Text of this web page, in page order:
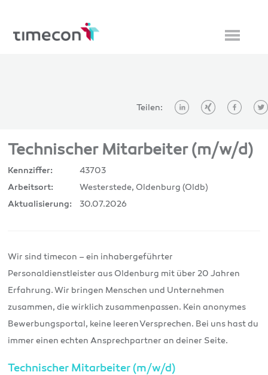
Teilen:
Technischer Mitarbeiter (m/w/d)
Kennziffer: 43703
Arbeitsort: Westerstede, Oldenburg (Oldb)
Aktualisierung: 30.07.2026
Wir sind timecon – ein inhabergeführter
Personaldienstleister aus Oldenburg mit über 20 Jahren
Erfahrung. Wir bringen Menschen und Unternehmen
zusammen, die wirklich zusammenpassen. Kein anonymes
Bewerbungsportal, keine leeren Versprechen. Bei uns hast du
immer einen echten Ansprechpartner an deiner Seite.
Technischer Mitarbeiter (m/w/d)